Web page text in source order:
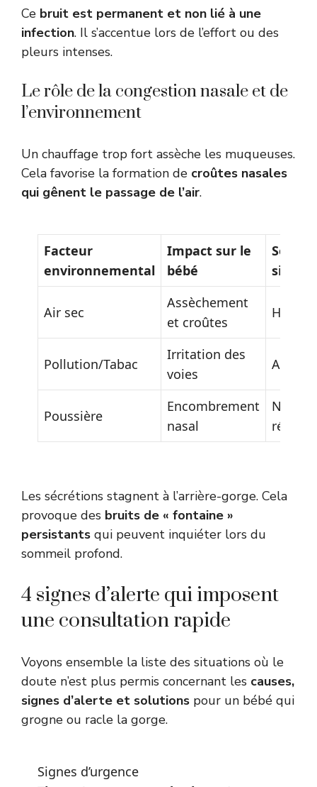
Ce bruit est permanent et non lié à une
infection. Il s’accentue lors de l’effort ou des
pleurs intenses.
Le rôle de la congestion nasale et de
l’environnement
Un chauffage trop fort assèche les muqueuses.
Cela favorise la formation de croûtes nasales
qui gênent le passage de l’air.
Facteur
environnemental
Impact sur le
bébé
simple
Air sec
Assèchement
et croûtes
Pollution/Tabac
Irritation des
voies
Poussière
Encombrement
nasal
Les sécrétions stagnent à l’arrière-gorge. Cela
provoque des bruits de « fontaine »
persistants qui peuvent inquiéter lors du
sommeil profond.
4 signes d’alerte qui imposent
une consultation rapide
Voyons ensemble la liste des situations où le
doute n’est plus permis concernant les causes,
signes d’alerte et solutions pour un bébé qui
grogne ou racle la gorge.
Signes d’urgence